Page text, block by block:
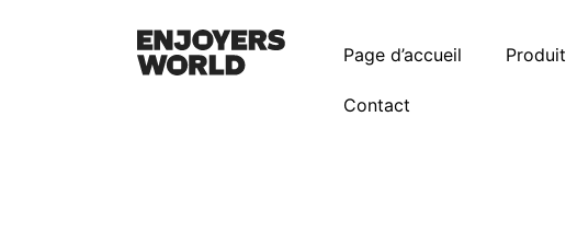
Page d’accueil
Contact